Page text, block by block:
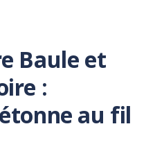
Baule et
:
au fil